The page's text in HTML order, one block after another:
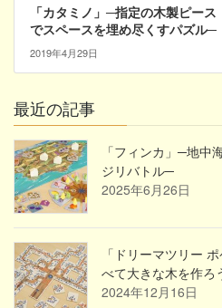
「カタミノ」─指定の木製ピース
でスペースを埋め尽くすパズル─
2019年4月29日
最近の記事
「フィンカ」─地中
ジリバトル─
2025年6月26日
「ドリーマツリー
べて大きな木を作ろ
2024年12月16日